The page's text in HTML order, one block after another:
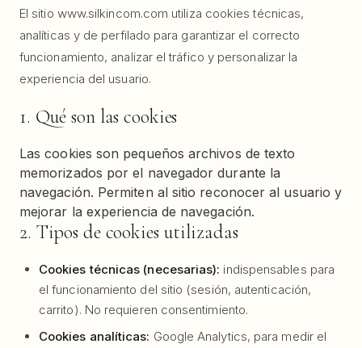
El sitio www.silkincom.com utiliza cookies técnicas,
analíticas y de perfilado para garantizar el correcto
funcionamiento, analizar el tráfico y personalizar la
experiencia del usuario.
1. Qué son las cookies
Las cookies son pequeños archivos de texto
memorizados por el navegador durante la
navegación. Permiten al sitio reconocer al usuario y
mejorar la experiencia de navegación.
2. Tipos de cookies utilizadas
Cookies técnicas (necesarias): indispensables para
el funcionamiento del sitio (sesión, autenticación,
carrito). No requieren consentimiento.
Cookies analíticas: Google Analytics, para medir el